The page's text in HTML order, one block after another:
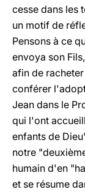
cesse dans les
un motif de
Pensons à ce
envoya son
afin de
conférer
Jean dans le
qui l'ont
enfants de
notre
humain d'en
et se résume